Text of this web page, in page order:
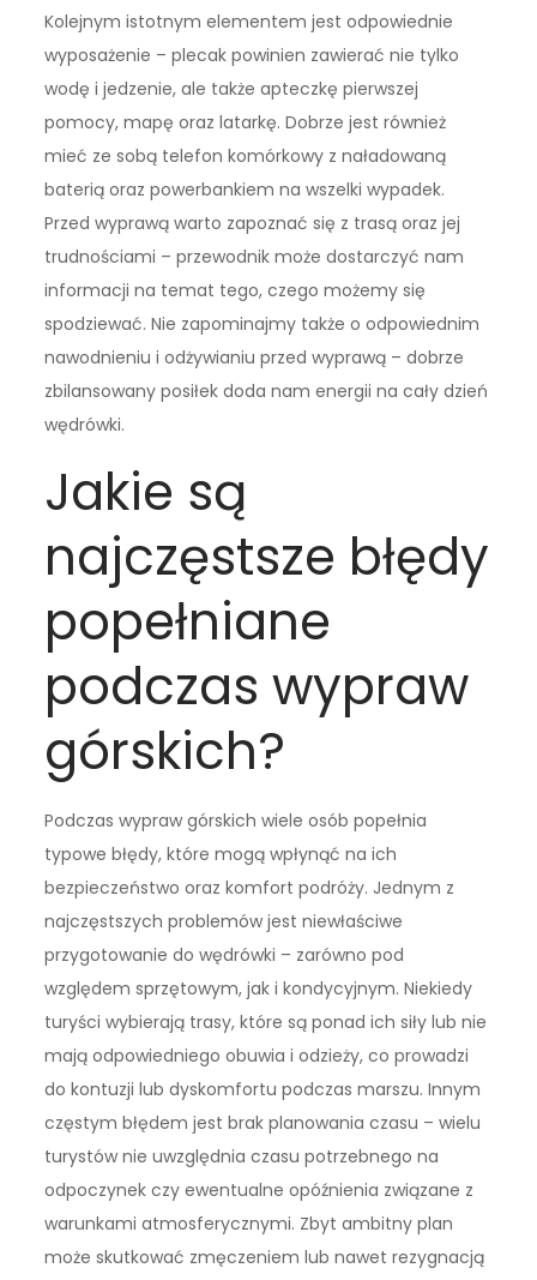
Kolejnym istotnym elementem jest odpowiednie
wyposażenie – plecak powinien zawierać nie tylko
wodę i jedzenie, ale także apteczkę pierwszej
pomocy, mapę oraz latarkę. Dobrze jest również
mieć ze sobą telefon komórkowy z naładowaną
baterią oraz powerbankiem na wszelki wypadek.
Przed wyprawą warto zapoznać się z trasą oraz jej
trudnościami – przewodnik może dostarczyć nam
informacji na temat tego, czego możemy się
spodziewać. Nie zapominajmy także o odpowiednim
nawodnieniu i odżywianiu przed wyprawą – dobrze
zbilansowany posiłek doda nam energii na cały dzień
wędrówki.
Jakie są
najczęstsze błędy
popełniane
podczas wypraw
górskich?
Podczas wypraw górskich wiele osób popełnia
typowe błędy, które mogą wpłynąć na ich
bezpieczeństwo oraz komfort podróży. Jednym z
najczęstszych problemów jest niewłaściwe
przygotowanie do wędrówki – zarówno pod
względem sprzętowym, jak i kondycyjnym. Niekiedy
turyści wybierają trasy, które są ponad ich siły lub nie
mają odpowiedniego obuwia i odzieży, co prowadzi
do kontuzji lub dyskomfortu podczas marszu. Innym
częstym błędem jest brak planowania czasu – wielu
turystów nie uwzględnia czasu potrzebnego na
odpoczynek czy ewentualne opóźnienia związane z
warunkami atmosferycznymi. Zbyt ambitny plan
może skutkować zmęczeniem lub nawet rezygnacją